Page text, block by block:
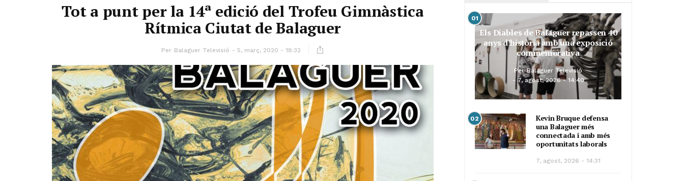
Tot a punt per la 14ª edició del Trofeu Gimnàstica
Rítmica Ciutat de Balaguer
Per Balaguer Televisió 5, març, 2020 - 18:32
01
Els Diables de Balaguer repassen 40
anys d’història amb una exposició
commemorativa
Per Balaguer Televisió
7, agost, 2026 - 14:40
02
Kevin Bruque defensa
una Balaguer més
connectada i amb més
oportunitats laborals
7, agost, 2026 - 14:31